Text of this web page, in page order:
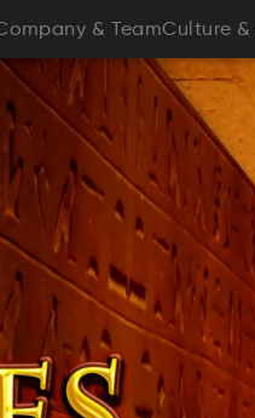
& TeamCulture &